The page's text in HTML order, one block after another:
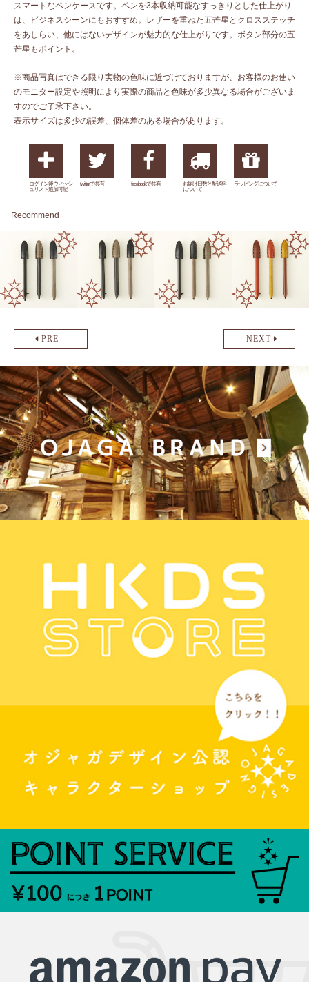
スマートなペンケースです。ペンを3本収納可能なすっきりとした仕上がり
は、ビジネスシーンにもおすすめ。レザーを重ねた五芒星とクロスステッチ
をあしらい、他にはないデザインが魅力的な仕上がりです。ボタン部分の五
芒星もポイント。
※商品写真はできる限り実物の色味に近づけておりますが、お客様のお使い
のモニター設定や照明により実際の商品と色味が多少異なる場合がございま
すのでご了承下さい。
表示サイズは多少の誤差、個体差のある場合があります。
ログイン後ウィッシ
ュリスト追加可能
twitterで共有 facebookで共有
お届け日数と配送料
について
ラッピングについて
Recommend